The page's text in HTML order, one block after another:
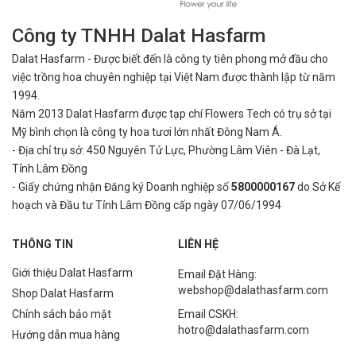
Công ty TNHH Dalat Hasfarm
Dalat Hasfarm - Được biết đến là công ty tiên phong mở đầu cho
việctrồng hoa chuyên nghiệp tại Việt Nam được thành lập từ năm
1994.
Năm 2013 Dalat Hasfarm được tạp chí Flowers Tech có trụ sở tại
Mỹ bình chọn là công ty hoa tươi lớn nhất Đông Nam Á.
- Địa chỉ trụ sở: 450 Nguyên Tử Lực, Phường Lâm Viên - Đà Lạt,
Tỉnh Lâm Đồng
- Giấy chứng nhận Đăng ký Doanh nghiệp số5800000167do Sở Kế
hoạch và Đầu tư Tỉnh Lâm Đồng cấp ngày 07/06/1994
THÔNG TIN
Giới thiệu Dalat Hasfarm
Shop Dalat Hasfarm
Chính sách bảo mật
Hướng dẫn mua hàng
LIÊN HỆ
Email Đặt Hàng:
webshop@dalathasfarm.com
Email CSKH:
hotro@dalathasfarm.com